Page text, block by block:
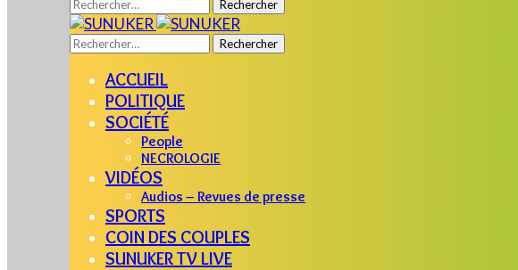
Rechercher :
ACCUEIL
POLITIQUE
SOCIÉTÉ
People
NECROLOGIE
VIDÉOS
Audios – Revues de presse
SPORTS
COIN DES COUPLES
SUNUKER TV LIVE